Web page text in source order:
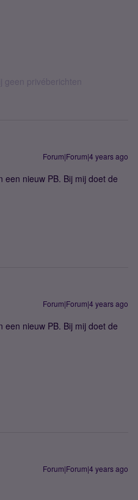
privéberichten
Forum|Forum|4 years ago
nieuw PB. Bij mij doet de
Forum|Forum|4 years ago
nieuw PB. Bij mij doet de
Forum|Forum|4 years ago